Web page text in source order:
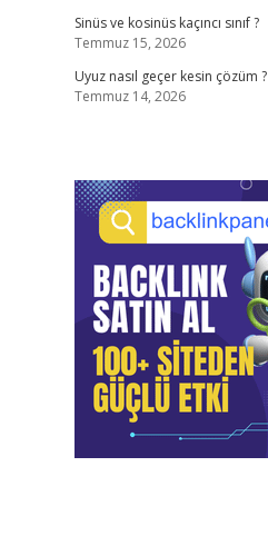
Sinüs ve kosinüs kaçıncı sınıf ?
Temmuz 15, 2026
Uyuz nasıl geçer kesin çözüm ?
Temmuz 14, 2026